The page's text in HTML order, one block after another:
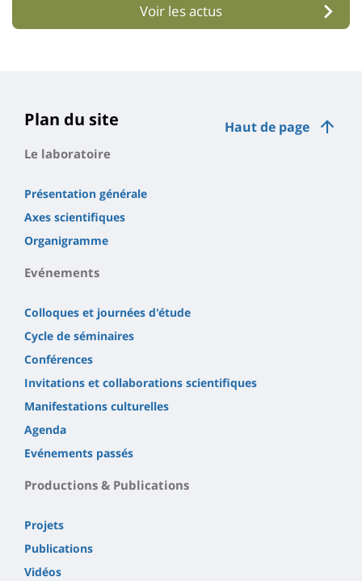
Voir les actus
Haut de page
Plan du site
Le laboratoire
Présentation générale
Axes scientifiques
Organigramme
Evénements
Colloques et journées d'étude
Cycle de séminaires
Conférences
Invitations et collaborations scientifiques
Manifestations culturelles
Agenda
Evénements passés
Productions & Publications
Projets
Publications
Vidéos